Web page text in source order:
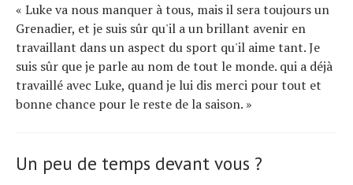
« Luke va nous manquer à tous, mais il sera toujours un
Grenadier, et je suis sûr qu'il a un brillant avenir en
travaillant dans un aspect du sport qu'il aime tant. Je
suis sûr que je parle au nom de tout le monde. qui a déjà
travaillé avec Luke, quand je lui dis merci pour tout et
bonne chance pour le reste de la saison. »
Un peu de temps devant vous ?